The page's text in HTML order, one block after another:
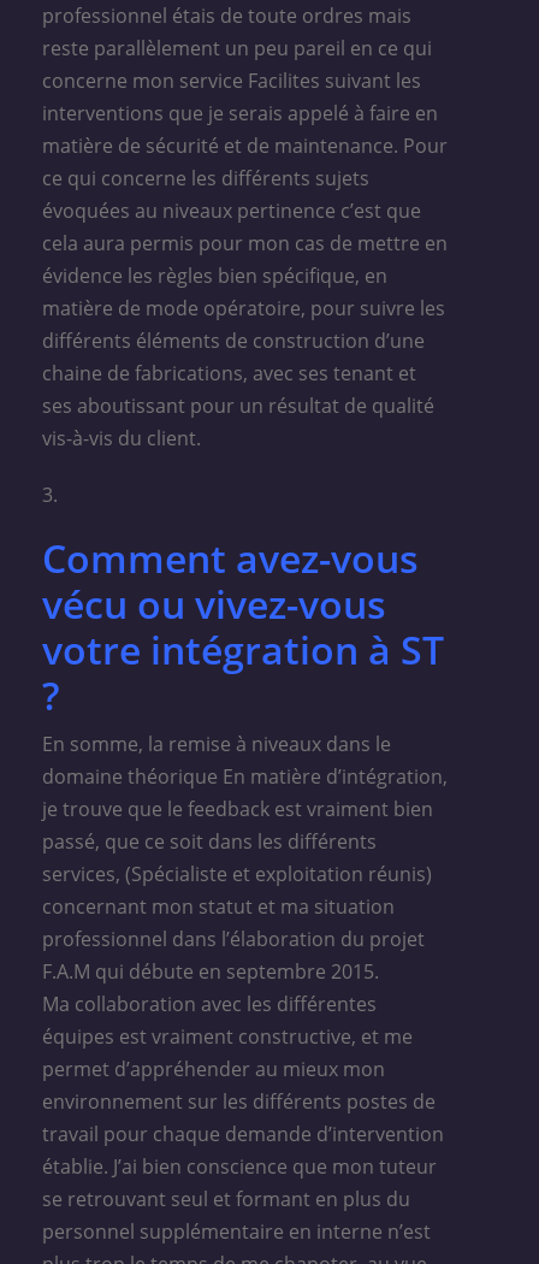
professionnel étais de toute ordres mais
reste parallèlement un peu pareil en ce qui
concerne mon service Facilites suivant les
interventions que je serais appelé à faire en
matière de sécurité et de maintenance. Pour
ce qui concerne les différents sujets
évoquées au niveaux pertinence c’est que
cela aura permis pour mon cas de mettre en
évidence les règles bien spécifique, en
matière de mode opératoire, pour suivre les
différents éléments de construction d’une
chaine de fabrications, avec ses tenant et
ses aboutissant pour un résultat de qualité
vis-à-vis du client.
3.
Comment avez-vous
vécu ou vivez-vous
votre intégration à ST
?
En somme, la remise à niveaux dans le
domaine théorique En matière d’intégration,
je trouve que le feedback est vraiment bien
passé, que ce soit dans les différents
services, (Spécialiste et exploitation réunis)
concernant mon statut et ma situation
professionnel dans l’élaboration du projet
F.A.M qui débute en septembre 2015.
Ma collaboration avec les différentes
équipes est vraiment constructive, et me
permet d’appréhender au mieux mon
environnement sur les différents postes de
travail pour chaque demande d’intervention
établie. J’ai bien conscience que mon tuteur
se retrouvant seul et formant en plus du
personnel supplémentaire en interne n’est